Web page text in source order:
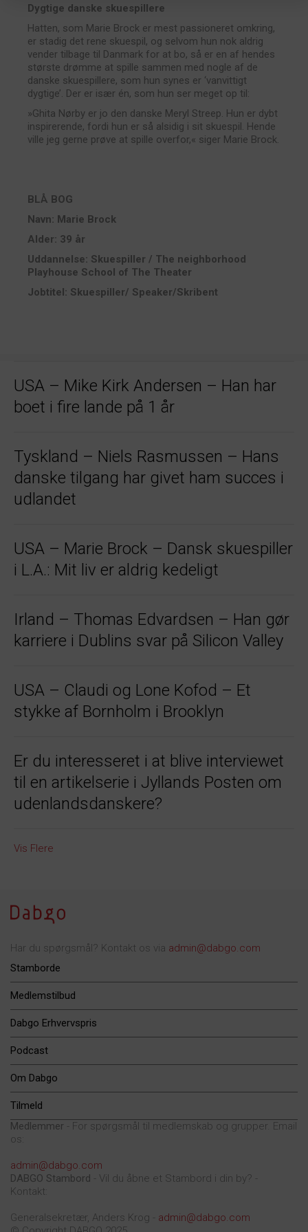
Dygtige danske skuespillere
Hatten, som Marie Brock er mest passioneret omkring,
er stadig det rene skuespil, og selvom hun nok aldrig
vender tilbage til Danmark for at bo, så er en af hendes
største drømme at spille sammen med nogle af de
danske skuespillere, som hun synes er ‘vanvittigt
dygtige’. Der er især én, som hun ser meget op til:
»Ghita Nørby er jo den danske Meryl Streep. Hun er dybt
inspirerende, fordi hun er så alsidig i sit skuespil. Hende
ville jeg gerne prøve at spille overfor,« siger Marie Brock.
BLÅ BOG
Navn: Marie Brock
Alder: 39 år
Uddannelse: Skuespiller / The neighborhood
Playhouse School of The Theater
Jobtitel: Skuespiller/ Speaker/Skribent
USA – Mike Kirk Andersen – Han har
boet i fire lande på 1 år
Tyskland – Niels Rasmussen – Hans
danske tilgang har givet ham succes i
udlandet
USA – Marie Brock – Dansk skuespiller
i L.A.: Mit liv er aldrig kedeligt
Irland – Thomas Edvardsen – Han gør
karriere i Dublins svar på Silicon Valley
USA – Claudi og Lone Kofod – Et
stykke af Bornholm i Brooklyn
Er du interesseret i at blive interviewet
til en artikelserie i Jyllands Posten om
udenlandsdanskere?
Vis Flere
Har du spørgsmål? Kontakt os via admin@dabgo.com
Stamborde
Medlemstilbud
Dabgo Erhvervspris
Podcast
Om Dabgo
Tilmeld
Medlemmer - For spørgsmål til medlemskab og grupper. Email
os:
admin@dabgo.com
DABGO Stambord - Vil du åbne et Stambord i din by? -
Kontakt:
Generalsekretær, Anders Krog - admin@dabgo.com